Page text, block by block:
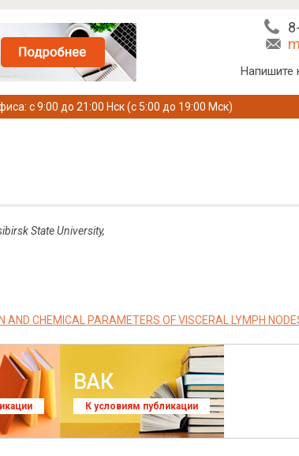
Напишите
с 9:00 до 21:00 Нск (с 5:00 до 19:00 Мск)
State University,
CHEMICAL PARAMETERS OF VISCERAL LYMPH
ВАК
К условиям публикации